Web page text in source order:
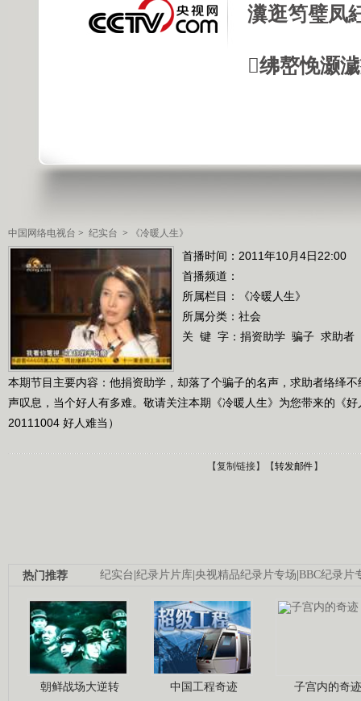
瀵逛笉璧凤
绋嶅悗灏
中国网络电视台 > 纪实台 > 《冷暖人生》
首播时间：2011年10月4日22:00
首播频道：
所属栏目：
《冷暖人生》
所属分类：社会
关 键 字： 捐资助学 骗子 求助者
本期节目主要内容：他捐资助学，却落了个骗子的名声，求助者络绎
声叹息，当个好人有多难。敬请关注本期《冷暖人生》为您带来的《
20111004 好人难当）
【复制链接】【转发邮件】
纪实台|纪录片片库|央视精品纪录片专场|BBC纪录片
热门推荐
朝鲜战场大逆转 中国工程奇迹 子宫内的奇迹